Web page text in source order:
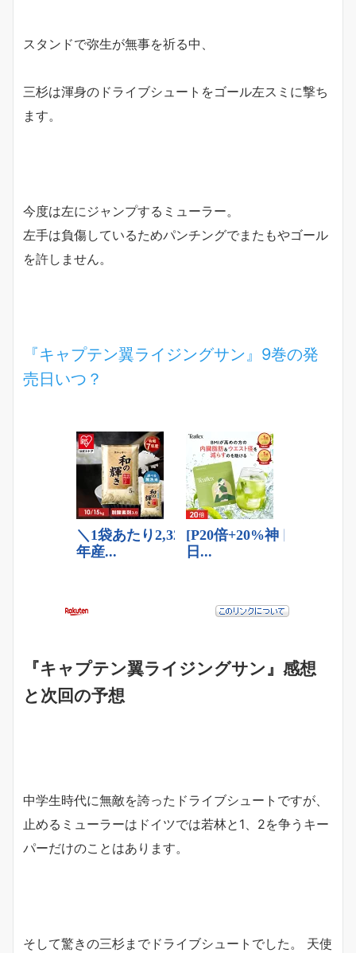
スタンドで弥生が無事を祈る中、
三杉は渾身のドライブシュートをゴール左スミに撃ち
ます。
今度は左にジャンプするミューラー。
左手は負傷しているためパンチングでまたもやゴール
を許しません。
『キャプテン翼ライジングサン』9巻の発
売日いつ？
『キャプテン翼ライジングサン』感想
と次回の予想
中学生時代に無敵を誇ったドライブシュートですが、
止めるミューラーはドイツでは若林と1、2を争うキー
パーだけのことはあります。
そして驚きの三杉までドライブシュートでした。 天使